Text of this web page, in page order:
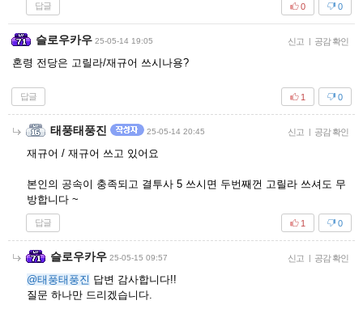
답글 0
0
슬로우카우 25-05-14 19:05 신고 | 공감 확인
혼령 전당은 고릴라/재규어 쓰시나용?
답글 0
1
태풍태풍진 25-05-14 20:45 신고 | 공감 확인
재규어 / 재규어 쓰고 있어요
본인의 공속이 충족되고 결투사 5 쓰시면 두번째껀 고릴라 쓰셔도 무
방합니다 ~
답글 0
1
슬로우카우 25-05-15 09:57 신고 | 공감 확인
@태풍태풍진 답변 감사합니다!!
질문 하나만 드리겠습니다.